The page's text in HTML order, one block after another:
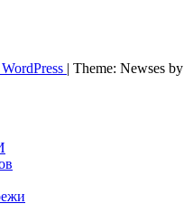
| Theme: Newses by